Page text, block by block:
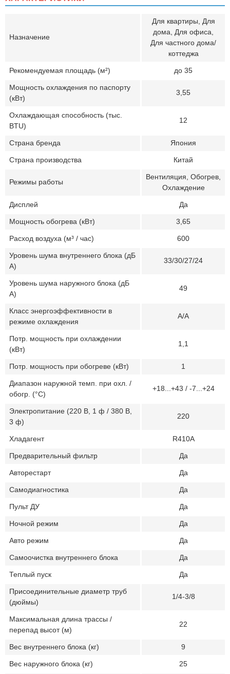
Назначение
Для квартиры, Для
дома, Для офиса,
Для частного дома/
коттеджа
Рекомендуемая площадь (м²) до 35
Мощность охлаждения по паспорту
(кВт)
3,55
Охлаждающая способность (тыс.
BTU)
12
Страна бренда Япония
Страна производства Китай
Режимы работы
Вентиляция, Обогрев,
Охлаждение
Дисплей Да
Мощность обогрева (кВт) 3,65
Расход воздуха (м³ / час) 600
Уровень шума внутреннего блока (дБ
А)
33/30/27/24
Уровень шума наружного блока (дБ
А)
49
Класс энергоэффективности в
режиме охлаждения
A/A
Потр. мощность при охлаждении
(кВт)
1,1
Потр. мощность при обогреве (кВт) 1
Диапазон наружной темп. при охл. /
обогр. (°C)
+18...+43 / -7...+24
Электропитание (220 В, 1 ф / 380 В,
3 ф)
220
Хладагент R410A
Предварительный фильтр Да
Авторестарт Да
Самодиагностика Да
Пульт ДУ Да
Ночной режим Да
Авто режим Да
Самоочистка внутреннего блока Да
Теплый пуск Да
Присоединительные диаметр труб
(дюймы)
1/4-3/8
Максимальная длина трассы /
перепад высот (м)
22
Вес внутреннего блока (кг) 9
Вес наружного блока (кг) 25